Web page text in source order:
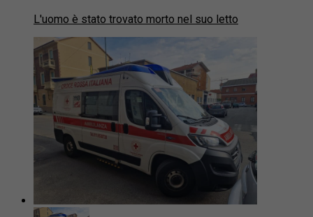
L'uomo è stato trovato morto nel suo letto